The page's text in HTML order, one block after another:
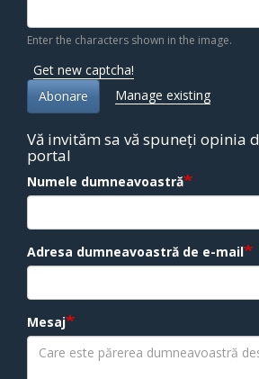
Enter the characters shown in the image.
Get new captcha!
Abonare
Manage existing
Vă invităm sa vă spuneți opinia
portal
Numele dumneavoastră
Adresa dumneavoastră de e-mail
Mesaj